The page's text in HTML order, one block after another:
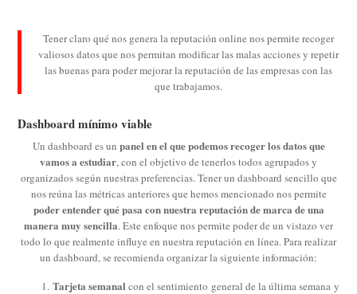
Tener claro qué nos genera la reputación online nos permite recoger
valiosos datos que nos permitan modificar las malas acciones y repetir
las buenas para poder mejorar la reputación de las empresas con las
que trabajamos.
Dashboard mínimo viable
Un dashboard es un panel en el que podemos recoger los datos que
vamos a estudiar, con el objetivo de tenerlos todos agrupados y
organizados según nuestras preferencias. Tener un dashboard sencillo que
nos reúna las métricas anteriores que hemos mencionado nos permite
poder entender qué pasa con nuestra reputación de marca de una
manera muy sencilla. Este enfoque nos permite poder de un vistazo ver
todo lo que realmente influye en nuestra reputación en línea. Para realizar
un dashboard, se recomienda organizar la siguiente información:
Tarjeta semanal con el sentimiento general de la última semana y